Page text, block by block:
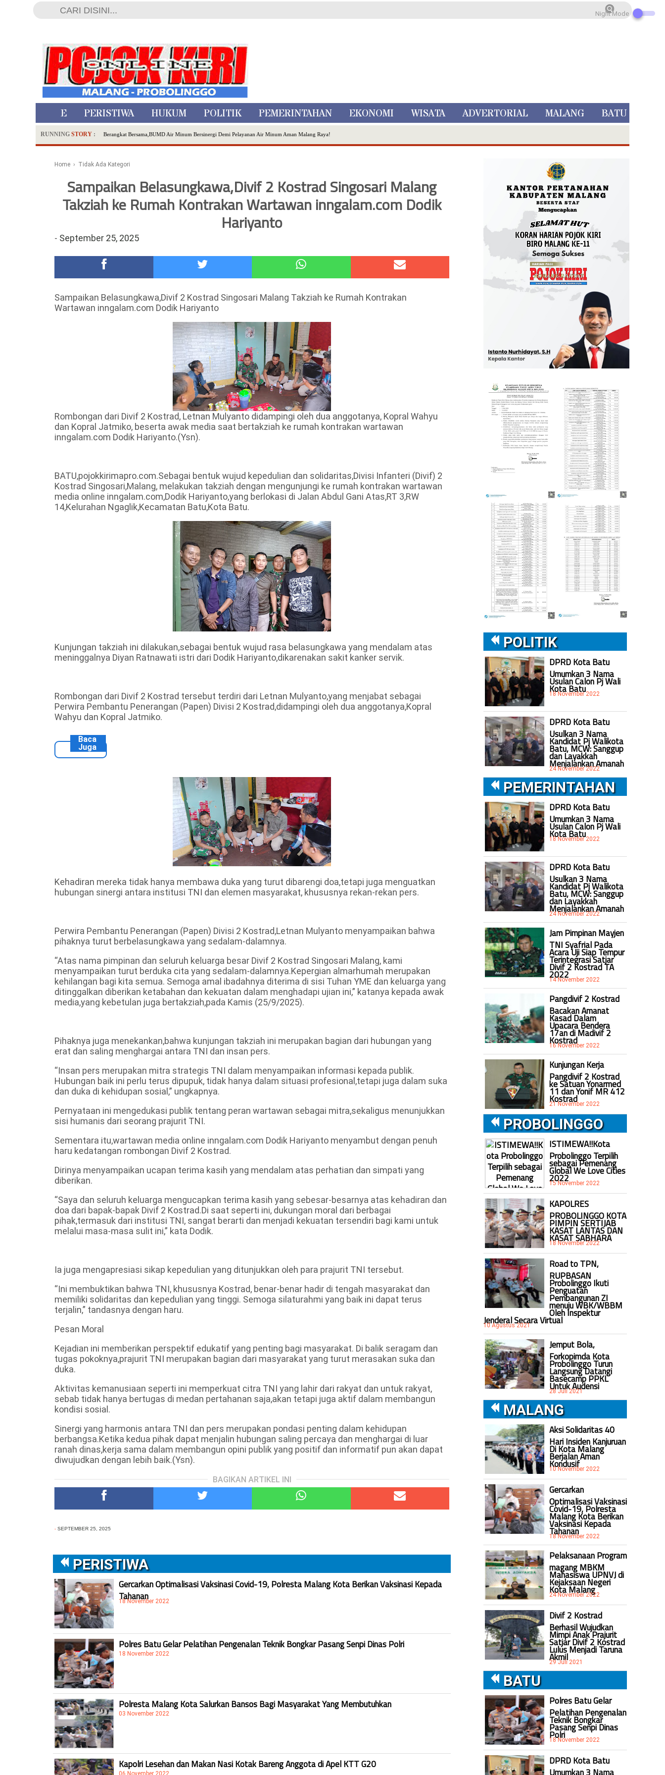
HOME PERISTIWA HUKUM POLITIK PEMERINTAHAN EKONOMI WISATA ADVERTORIAL MALANG BATU
RUNNING STORY : Berangkat Bersama,BUMD Air Minum Bersinergi Demi Pelayanan Air Minum Aman Malang Raya!
Dua Pelaku Pembunuhan Manusia Silver di Probolinggo Ditangkap di Kediri,Satu Buron
Hadirkan Tujuh Sapta Pesona Wisata di Amfiteater, Mikutopia Buka Rekrutmen Karyawan,Berikut Kualifikasinya
Polsek Wonoasih Perkuat Ketahanan Pangan Lewat Dialog Bersama Petani
RILIS RAPAT PLENO TERBUKA PEMUTAKHIRAN DATA PEMILIH BERKELANJUTAN (PDPB) TRIWULAN II
Tugu Tirta Usung 'Smart Water City' di Indonesia City Expo APEKSI XVIII Medan
Meriah,Peringati Hari Bhayangkara ke-80,Polres Batu Gelar Kapolres Cup 9 Ball Tournament,Gandeng Carabao Bistro & Pool Batu HQ Total Hadiah Rp 5 Juta
Home › Tidak Ada Kategori
Sampaikan Belasungkawa,Divif 2 Kostrad Singosari Malang
Takziah ke Rumah Kontrakan Wartawan inngalam.com Dodik
Hariyanto
- September 25, 2025
Sampaikan Belasungkawa,Divif 2 Kostrad Singosari Malang Takziah ke Rumah Kontrakan
Wartawan inngalam.com Dodik Hariyanto
Rombongan dari Divif 2 Kostrad, Letnan Mulyanto didampingi oleh dua anggotanya, Kopral Wahyu
dan Kopral Jatmiko, beserta awak media saat bertakziah ke rumah kontrakan wartawan
inngalam.com Dodik Hariyanto.(Ysn).
BATU,pojokkirimapro.com.Sebagai bentuk wujud kepedulian dan solidaritas,Divisi Infanteri (Divif) 2
Kostrad Singosari,Malang, melakukan takziah dengan mengunjungi ke rumah kontrakan wartawan
media online inngalam.com,Dodik Hariyanto,yang berlokasi di Jalan Abdul Gani Atas,RT 3,RW
14,Kelurahan Ngaglik,Kecamatan Batu,Kota Batu.
Kunjungan takziah ini dilakukan,sebagai bentuk wujud rasa belasungkawa yang mendalam atas
meninggalnya Diyan Ratnawati istri dari Dodik Hariyanto,dikarenakan sakit kanker servik.
Rombongan dari Divif 2 Kostrad tersebut terdiri dari Letnan Mulyanto,yang menjabat sebagai
Perwira Pembantu Penerangan (Papen) Divisi 2 Kostrad,didampingi oleh dua anggotanya,Kopral
Wahyu dan Kopral Jatmiko.
Baca
Juga
Kehadiran mereka tidak hanya membawa duka yang turut dibarengi doa,tetapi juga menguatkan
hubungan sinergi antara institusi TNI dan elemen masyarakat, khususnya rekan-rekan pers.
Perwira Pembantu Penerangan (Papen) Divisi 2 Kostrad,Letnan Mulyanto menyampaikan bahwa
pihaknya turut berbelasungkawa yang sedalam-dalamnya.
“Atas nama pimpinan dan seluruh keluarga besar Divif 2 Kostrad Singosari Malang, kami
menyampaikan turut berduka cita yang sedalam-dalamnya.Kepergian almarhumah merupakan
kehilangan bagi kita semua. Semoga amal ibadahnya diterima di sisi Tuhan YME dan keluarga yang
ditinggalkan diberikan ketabahan dan kekuatan dalam menghadapi ujian ini,” katanya kepada awak
media,yang kebetulan juga bertakziah,pada Kamis (25/9/2025).
Pihaknya juga menekankan,bahwa kunjungan takziah ini merupakan bagian dari hubungan yang
erat dan saling menghargai antara TNI dan insan pers.
“Insan pers merupakan mitra strategis TNI dalam menyampaikan informasi kepada publik.
Hubungan baik ini perlu terus dipupuk, tidak hanya dalam situasi profesional,tetapi juga dalam suka
dan duka di kehidupan sosial,” ungkapnya.
Pernyataan ini mengedukasi publik tentang peran wartawan sebagai mitra,sekaligus menunjukkan
sisi humanis dari seorang prajurit TNI.
Sementara itu,wartawan media online inngalam.com Dodik Hariyanto menyambut dengan penuh
haru kedatangan rombongan Divif 2 Kostrad.
Dirinya menyampaikan ucapan terima kasih yang mendalam atas perhatian dan simpati yang
diberikan.
“Saya dan seluruh keluarga mengucapkan terima kasih yang sebesar-besarnya atas kehadiran dan
doa dari bapak-bapak Divif 2 Kostrad.Di saat seperti ini, dukungan moral dari berbagai
pihak,termasuk dari institusi TNI, sangat berarti dan menjadi kekuatan tersendiri bagi kami untuk
melalui masa-masa sulit ini,” kata Dodik.
Ia juga mengapresiasi sikap kepedulian yang ditunjukkan oleh para prajurit TNI tersebut.
“Ini membuktikan bahwa TNI, khususnya Kostrad, benar-benar hadir di tengah masyarakat dan
memiliki solidaritas dan kepedulian yang tinggi. Semoga silaturahmi yang baik ini dapat terus
terjalin,” tandasnya dengan haru.
Pesan Moral
Kejadian ini memberikan perspektif edukatif yang penting bagi masyarakat. Di balik seragam dan
tugas pokoknya,prajurit TNI merupakan bagian dari masyarakat yang turut merasakan suka dan
duka.
Aktivitas kemanusiaan seperti ini memperkuat citra TNI yang lahir dari rakyat dan untuk rakyat,
sebab tidak hanya bertugas di medan pertahanan saja,akan tetapi juga aktif dalam membangun
kondisi sosial.
Sinergi yang harmonis antara TNI dan pers merupakan pondasi penting dalam kehidupan
berbangsa.Ketika kedua pihak dapat menjalin hubungan saling percaya dan menghargai di luar
ranah dinas,kerja sama dalam membangun opini publik yang positif dan informatif pun akan dapat
diwujudkan dengan lebih baik.(Ysn).
BAGIKAN ARTIKEL INI
- SEPTEMBER 25, 2025
PERISTIWA
Gercarkan Optimalisasi Vaksinasi Covid-19, Polresta Malang Kota Berikan Vaksinasi Kepada
Tahanan
18 November 2022
Polres Batu Gelar Pelatihan Pengenalan Teknik Bongkar Pasang Senpi Dinas Polri
18 November 2022
Polresta Malang Kota Salurkan Bansos Bagi Masyarakat Yang Membutuhkan
03 November 2022
Kapolri Lesehan dan Makan Nasi Kotak Bareng Anggota di Apel KTT G20
06 November 2022
POLITIK
DPRD Kota Batu
Umumkan 3 Nama
Usulan Calon Pj Wali
Kota Batu
18 November 2022
DPRD Kota Batu
Usulkan 3 Nama
Kandidat Pj Walikota
Batu, MCW: Sanggup
dan Layakkah
Menjalankan Amanah
24 November 2022
PEMERINTAHAN
DPRD Kota Batu
Umumkan 3 Nama
Usulan Calon Pj Wali
Kota Batu
18 November 2022
DPRD Kota Batu
Usulkan 3 Nama
Kandidat Pj Walikota
Batu, MCW: Sanggup
dan Layakkah
Menjalankan Amanah
24 November 2022
Jam Pimpinan Mayjen
TNI Syafrial Pada
Acara Uji Siap Tempur
Terintegrasi Satjar
Divif 2 Kostrad TA
2022
14 November 2022
Pangdivif 2 Kostrad
Bacakan Amanat
Kasad Dalam
Upacara Bendera
17an di Madivif 2
Kostrad
16 November 2022
Kunjungan Kerja
Pangdivif 2 Kostrad
ke Satuan Yonarmed
11 dan Yonif MR 412
Kostrad
21 November 2022
PROBOLINGGO
ISTIMEWA!!Kota
Probolinggo Terpilih
sebagai Pemenang
Global We Love Cities
2022
15 November 2022
KAPOLRES
PROBOLINGGO KOTA
PIMPIN SERTIJAB
KASAT LANTAS DAN
KASAT SABHARA
18 November 2022
Road to TPN,
RUPBASAN
Probolinggo Ikuti
Penguatan
Pembangunan ZI
menuju WBK/WBBM
Oleh Inspektur
Jenderal Secara Virtual
10 Agustus 2021
Jemput Bola,
Forkopimda Kota
Probolinggo Turun
Langsung Datangi
Basecamp PPKL
Untuk Audensi
28 Juli 2021
MALANG
Aksi Solidaritas 40
Hari Insiden Kanjuruan
Di Kota Malang
Berjalan Aman
Kondusif
10 November 2022
Gercarkan
Optimalisasi Vaksinasi
Covid-19, Polresta
Malang Kota Berikan
Vaksinasi Kepada
Tahanan
18 November 2022
Pelaksanaan Program
magang MBKM
Mahasiswa UPNVJ di
Kejaksaan Negeri
Kota Malang
24 November 2022
Divif 2 Kostrad
Berhasil Wujudkan
Mimpi Anak Prajurit
Satjar Divif 2 Kostrad
Lulus Menjadi Taruna
Akmil
29 Juli 2021
BATU
Polres Batu Gelar
Pelatihan Pengenalan
Teknik Bongkar
Pasang Senpi Dinas
Polri
18 November 2022
DPRD Kota Batu
Umumkan 3 Nama
Night Mode